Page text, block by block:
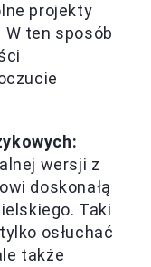
projekty
ten sposób
wersji z
doskonałą
Taki
osłuchać
także